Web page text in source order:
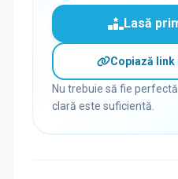
Lasă
Copiază
Nu trebuie să fie
clară este suficientă.